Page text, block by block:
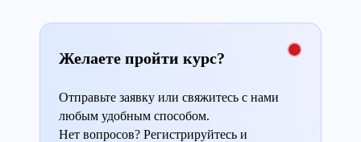
Желаете пройти курс?
Отправьте заявку или свяжитесь с нами
любым удобным способом.
Нет вопросов? Регистрируйтесь и